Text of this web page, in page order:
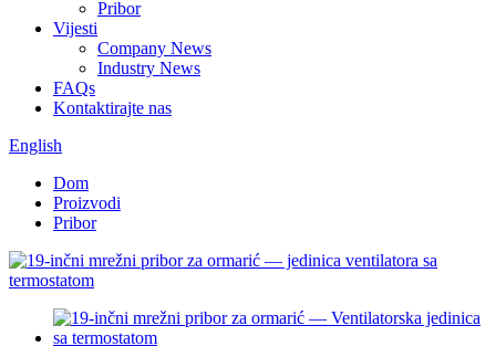
Pribor
Vijesti
Company News
Industry News
FAQs
Kontaktirajte nas
English
Dom
Proizvodi
Pribor